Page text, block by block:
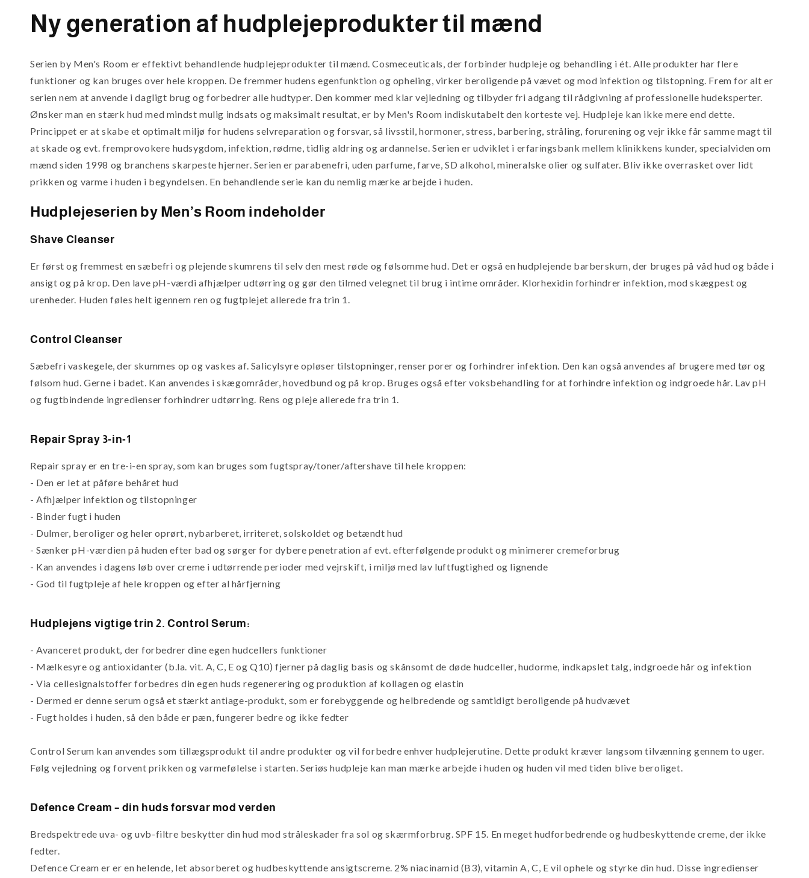
Ny generation af hudplejeprodukter til mænd
Serien by Men's Room er effektivt behandlende hudplejeprodukter til mænd. Cosmeceuticals, der forbinder hudpleje og behandling i ét. Alle produkter har flere
funktioner og kan bruges over hele kroppen. De fremmer hudens egenfunktion og opheling, virker beroligende på vævet og mod infektion og tilstopning. Frem for alt er
serien nem at anvende i dagligt brug og forbedrer alle hudtyper. Den kommer med klar vejledning og tilbyder fri adgang til rådgivning af professionelle hudeksperter.
Ønsker man en stærk hud med mindst mulig indsats og maksimalt resultat, er by Men's Room indiskutabelt den korteste vej. Hudpleje kan ikke mere end dette.
Princippet er at skabe et optimalt miljø for hudens selvreparation og forsvar, så livsstil, hormoner, stress, barbering, stråling, forurening og vejr ikke får samme magt til
at skade og evt. fremprovokere hudsygdom, infektion, rødme, tidlig aldring og ardannelse. Serien er udviklet i erfaringsbank mellem klinikkens kunder, specialviden om
mænd siden 1998 og branchens skarpeste hjerner. Serien er parabenefri, uden parfume, farve, SD alkohol, mineralske olier og sulfater. Bliv ikke overrasket over lidt
prikken og varme i huden i begyndelsen. En behandlende serie kan du nemlig mærke arbejde i huden.
Hudplejeserien by Men’s Room indeholder
Shave Cleanser
Er først og fremmest en sæbefri og plejende skumrens til selv den mest røde og følsomme hud. Det er også en hudplejende barberskum, der bruges på våd hud og både i
ansigt og på krop. Den lave pH-værdi afhjælper udtørring og gør den tilmed velegnet til brug i intime områder. Klorhexidin forhindrer infektion, mod skægpest og
urenheder. Huden føles helt igennem ren og fugtplejet allerede fra trin 1.
Control Cleanser
Sæbefri vaskegele, der skummes op og vaskes af. Salicylsyre opløser tilstopninger, renser porer og forhindrer infektion. Den kan også anvendes af brugere med tør og
følsom hud. Gerne i badet. Kan anvendes i skægområder, hovedbund og på krop. Bruges også efter voksbehandling for at forhindre infektion og indgroede hår. Lav pH
og fugtbindende ingredienser forhindrer udtørring. Rens og pleje allerede fra trin 1.
Repair Spray 3-in-1
Repair spray er en tre-i-en spray, som kan bruges som fugtspray/toner/aftershave til hele kroppen:
- Den er let at påføre behåret hud
- Afhjælper infektion og tilstopninger
- Binder fugt i huden
- Dulmer, beroliger og heler oprørt, nybarberet, irriteret, solskoldet og betændt hud
- Sænker pH-værdien på huden efter bad og sørger for dybere penetration af evt. efterfølgende produkt og minimerer cremeforbrug
- Kan anvendes i dagens løb over creme i udtørrende perioder med vejrskift, i miljø med lav luftfugtighed og lignende
- God til fugtpleje af hele kroppen og efter al hårfjerning
Hudplejens vigtige trin 2. Control Serum:
- Avanceret produkt, der forbedrer dine egen hudcellers funktioner
- Mælkesyre og antioxidanter (b.la. vit. A, C, E og Q10) fjerner på daglig basis og skånsomt de døde hudceller, hudorme, indkapslet talg, indgroede hår og infektion
- Via cellesignalstoffer forbedres din egen huds regenerering og produktion af kollagen og elastin
- Dermed er denne serum også et stærkt antiage-produkt, som er forebyggende og helbredende og samtidigt beroligende på hudvævet
- Fugt holdes i huden, så den både er pæn, fungerer bedre og ikke fedter
Control Serum kan anvendes som tillægsprodukt til andre produkter og vil forbedre enhver hudplejerutine. Dette produkt kræver langsom tilvænning gennem to uger.
Følg vejledning og forvent prikken og varmefølelse i starten. Seriøs hudpleje kan man mærke arbejde i huden og huden vil med tiden blive beroliget.
Defence Cream – din huds forsvar mod verden
Bredspektrede uva- og uvb-filtre beskytter din hud mod stråleskader fra sol og skærmforbrug. SPF 15. En meget hudforbedrende og hudbeskyttende creme, der ikke
fedter.
Defence Cream er er en helende, let absorberet og hudbeskyttende ansigtscreme. 2% niacinamid (B3), vitamin A, C, E vil ophele og styrke din hud. Disse ingredienser